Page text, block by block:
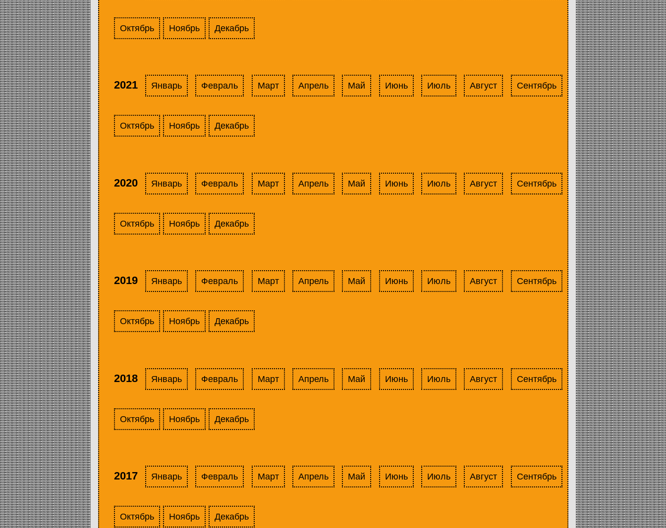
Октябрь Ноябрь Декабрь
2021 Январь Февраль Март Апрель Май Июнь Июль Август Сентябрь
Октябрь Ноябрь Декабрь
2020 Январь Февраль Март Апрель Май Июнь Июль Август Сентябрь
Октябрь Ноябрь Декабрь
2019 Январь Февраль Март Апрель Май Июнь Июль Август Сентябрь
Октябрь Ноябрь Декабрь
2018 Январь Февраль Март Апрель Май Июнь Июль Август Сентябрь
Октябрь Ноябрь Декабрь
2017 Январь Февраль Март Апрель Май Июнь Июль Август Сентябрь
Октябрь Ноябрь Декабрь